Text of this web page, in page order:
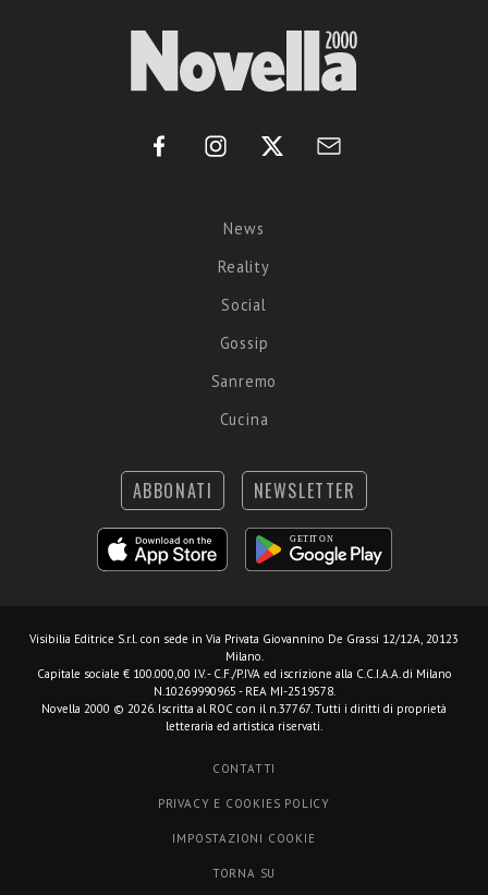
News
Reality
Social
Gossip
Sanremo
Cucina
ABBONATI NEWSLETTER
Visibilia Editrice S.r.l. con sede in Via Privata Giovannino De Grassi 12/12A, 20123
Milano.
Capitale sociale € 100.000,00 I.V. - C.F./P.IVA ed iscrizione alla C.C.I.A.A. di Milano
N.10269990965 - REA MI-2519578.
Novella 2000 © 2026. Iscritta al ROC con il n.37767. Tutti i diritti di proprietà
letteraria ed artistica riservati.
CONTATTI
PRIVACY E COOKIES POLICY
IMPOSTAZIONI COOKIE
TORNA SU